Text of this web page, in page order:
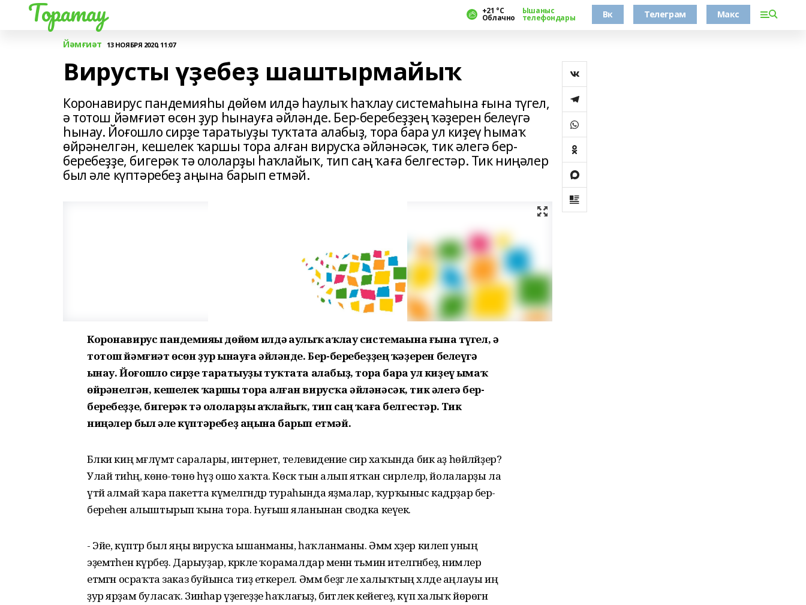
Торатау +21 °С
Облачно
Ышаныс
телефондары Вк Телеграм Макс
Йәмғиәт 13 НОЯБРЯ 2020, 11:07
Вирусты үҙебеҙ шаштырмайыҡ
Коронавирус пандемияһы дөйөм илдә һаулыҡ һаҡлау системаһына ғына түгел,
ә тотош йәмғиәт өсөн ҙур һынауға әйләнде. Бер-беребеҙҙең ҡәҙерен белеүгә
һынау. Йоғошло сирҙе таратыуҙы туҡтата алабыҙ, тора бара ул киҙеү һымаҡ
өйрәнелгән, кешелек ҡаршы тора алған вирусҡа әйләнәсәк, тик әлегә бер-
беребеҙҙе, бигерәк тә ололарҙы һаҡлайыҡ, тип саң ҡаға белгестәр. Тик ниңәлер
был әле күптәребеҙ аңына барып етмәй.
Коронавирус пандемияһы дөйөм илдә һаулыҡ һаҡлау системаһына ғына түгел, ә
тотош йәмғиәт өсөн ҙур һынауға әйләнде. Бер-беребеҙҙең ҡәҙерен белеүгә
һынау. Йоғошло сирҙе таратыуҙы туҡтата алабыҙ, тора бара ул киҙеү һымаҡ
өйрәнелгән, кешелек ҡаршы тора алған вирусҡа әйләнәсәк, тик әлегә бер-
беребеҙҙе, бигерәк тә ололарҙы һаҡлайыҡ, тип саң ҡаға белгестәр. Тик
ниңәлер был әле күптәребеҙ аңына барып етмәй.
Бәлки киң мәғлүмәт саралары, интернет, телевидение сир хаҡында бик аҙ һөйләйҙер?
Улай тиһәң, көнө-төнө һүҙ ошо хаҡта. Көскә тын алып ятҡан сирлеләр, йолаларҙы ла
үтәй алмай ҡара пакетта күмелгәндәр тураһында яҙмалар, ҡурҡыныс кадрҙар бер-
береһен алыштырып ҡына тора. Һуғыш яланынан сводка кеүек.
- Эйе, күптәр был яңы вирусҡа ышанманы, һаҡланманы. Әммә хәҙер килеп уның
эҙемтәһен күрәбеҙ. Дарыуҙар, кәрәкле ҡорамалдар менән тәьмин ителгәнбеҙ, нимәлер
етмәгән осраҡта заказ буйынса тиҙ еткерелә. Әммә беҙгә әле халыҡтың хәлде аңлауы иң
ҙур ярҙам буласаҡ. Зинһар үҙегеҙҙе һаҡлағыҙ, битлек кейегеҙ, күп халыҡ йөрөгән